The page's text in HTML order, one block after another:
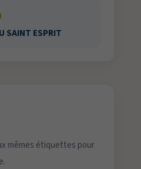
SAINT ESPRIT
mêmes étiquettes pour